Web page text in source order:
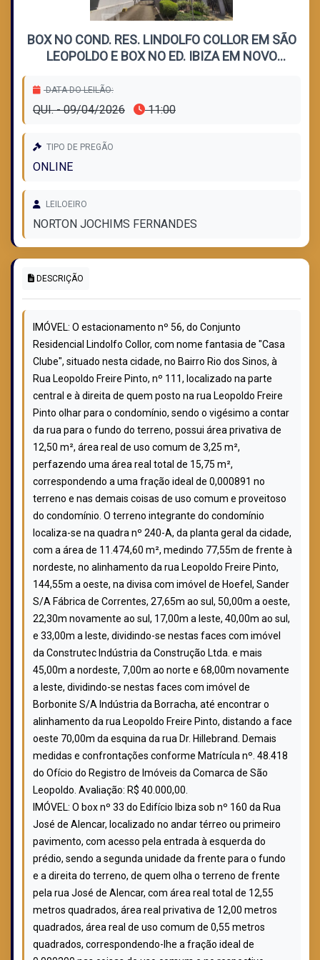
BOX NO COND. RES. LINDOLFO COLLOR EM SÃO
LEOPOLDO E BOX NO ED. IBIZA EM NOVO
DATA DO LEILÃO:
QUI. - 09/04/2026 11:00
TIPO DE PREGÃO
ONLINE
LEILOEIRO
NORTON JOCHIMS FERNANDES
DESCRIÇÃO
IMÓVEL: O estacionamento nº 56, do Conjunto
Residencial Lindolfo Collor, com nome fantasia de "Casa
Clube", situado nesta cidade, no Bairro Rio dos Sinos, à
Rua Leopoldo Freire Pinto, nº 111, localizado na parte
central e à direita de quem posto na rua Leopoldo Freire
Pinto olhar para o condomínio, sendo o vigésimo a contar
da rua para o fundo do terreno, possui área privativa de
12,50 m², área real de uso comum de 3,25 m²,
perfazendo uma área real total de 15,75 m²,
correspondendo a uma fração ideal de 0,000891 no
terreno e nas demais coisas de uso comum e proveitoso
do condomínio. O terreno integrante do condomínio
localiza-se na quadra nº 240-A, da planta geral da cidade,
com a área de 11.474,60 m², medindo 77,55m de frente à
nordeste, no alinhamento da rua Leopoldo Freire Pinto,
144,55m a oeste, na divisa com imóvel de Hoefel, Sander
S/A Fábrica de Correntes, 27,65m ao sul, 50,00m a oeste,
22,30m novamente ao sul, 17,00m a leste, 40,00m ao sul,
e 33,00m a leste, dividindo-se nestas faces com imóvel
da Construtec Indústria da Construção Ltda. e mais
45,00m a nordeste, 7,00m ao norte e 68,00m novamente
a leste, dividindo-se nestas faces com imóvel de
Borbonite S/A Indústria da Borracha, até encontrar o
alinhamento da rua Leopoldo Freire Pinto, distando a face
oeste 70,00m da esquina da rua Dr. Hillebrand. Demais
medidas e confrontações conforme Matrícula nº. 48.418
do Ofício do Registro de Imóveis da Comarca de São
Leopoldo. Avaliação: R$ 40.000,00.
IMÓVEL: O box nº 33 do Edifício Ibiza sob nº 160 da Rua
José de Alencar, localizado no andar térreo ou primeiro
pavimento, com acesso pela entrada à esquerda do
prédio, sendo a segunda unidade da frente para o fundo
e a direita do terreno, de quem olha o terreno de frente
pela rua José de Alencar, com área real total de 12,55
metros quadrados, área real privativa de 12,00 metros
quadrados, área real de uso comum de 0,55 metros
quadrados, correspondendo-lhe a fração ideal de